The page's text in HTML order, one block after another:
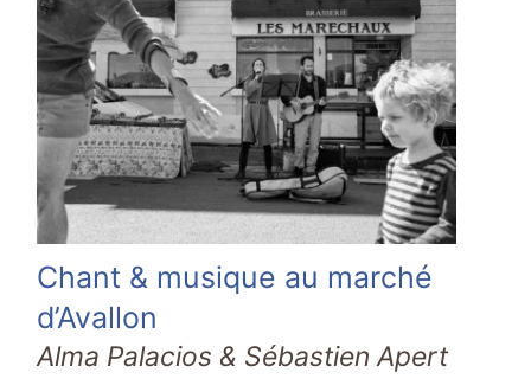
Chant & musique au marché
d’Avallon
Alma Palacios & Sébastien Apert